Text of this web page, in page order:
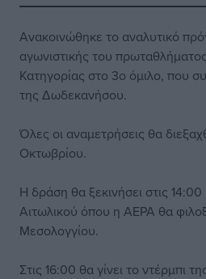
Ανακοινώθηκε το αναλυτικό
αγωνιστικής του
Κατηγορίας στο 3ο όμιλο, που
της Δωδεκανήσου.
Όλες οι αναμετρήσεις θα
Οκτωβρίου.
Η δράση θα ξεκινήσει στις
Αιτωλικού όπου η ΑΕΡΑ θα
Μεσολογγίου.
Στις 16:00 θα γίνει το ντέρμπι